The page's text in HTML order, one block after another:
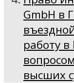
GmbH в
работу
высших